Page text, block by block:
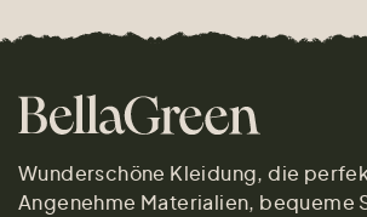
Wunderschöne Kleidung, die
Angenehme Materialien, bequeme